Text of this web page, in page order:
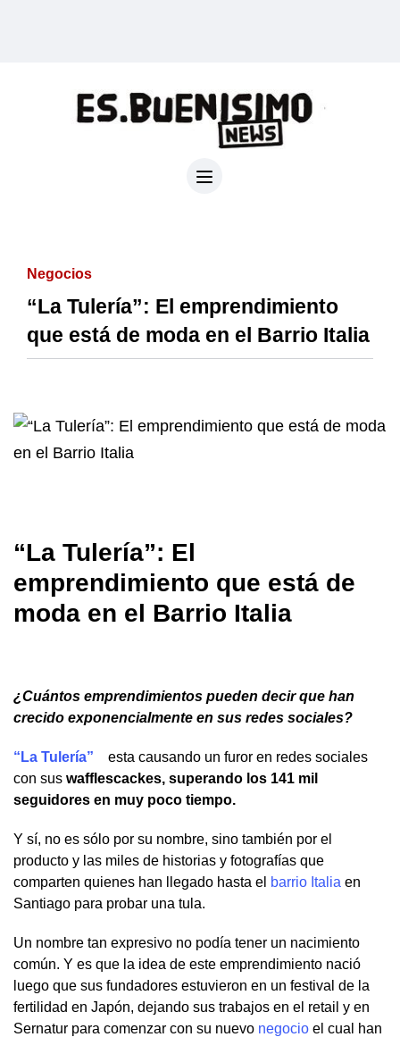
Negocios
“La Tulería”: El emprendimiento
que está de moda en el Barrio Italia
“La Tulería”: El
emprendimiento que está de
moda en el Barrio Italia
¿Cuántos emprendimientos pueden decir que han
crecido exponencialmente en sus redes sociales?
“La Tulería”
esta causando un furor en redes sociales
con sus wafflescackes, superando los 141 mil
seguidores en muy poco tiempo.
Y sí, no es sólo por su nombre, sino también por el
producto y las miles de historias y fotografías que
comparten quienes han llegado hasta el barrio Italia en
Santiago para probar una tula.
Un nombre tan expresivo no podía tener un nacimiento
común. Y es que la idea de este emprendimiento nació
luego que sus fundadores estuvieron en un festival de la
fertilidad en Japón, dejando sus trabajos en el retail y en
Sernatur para comenzar con su nuevo negocio el cual han